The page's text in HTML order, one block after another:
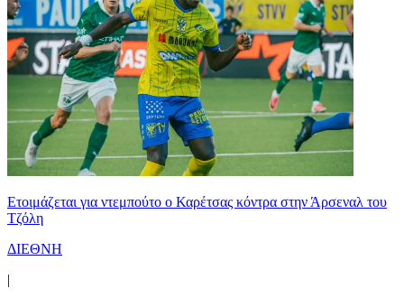
Ετοιμάζεται για ντεμπούτο ο Καρέτσας κόντρα στην Άρσεναλ του
Τζόλη
ΔΙΕΘΝΗ
|